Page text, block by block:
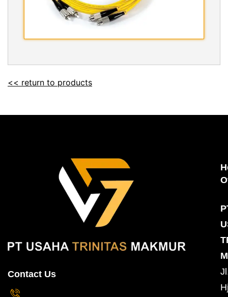
<< return to products
Contact Us